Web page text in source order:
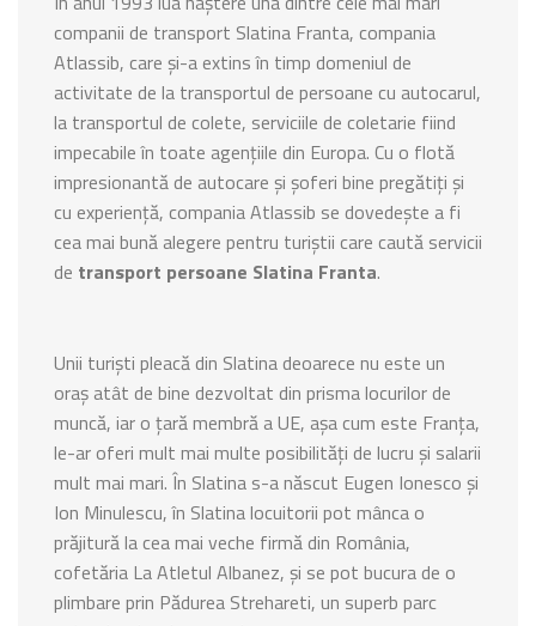
companii de transport Slatina Franta, compania
Atlassib, care și-a extins în timp domeniul de
activitate de la transportul de persoane cu autocarul,
la transportul de colete, serviciile de coletarie fiind
impecabile în toate agențiile din Europa. Cu o flotă
impresionantă de autocare și șoferi bine pregătiți și
cu experiență, compania Atlassib se dovedește a fi
cea mai bună alegere pentru turiștii care caută servicii
de transport persoane Slatina Franta.
Unii turiști pleacă din Slatina deoarece nu este un
oraș atât de bine dezvoltat din prisma locurilor de
muncă, iar o țară membră a UE, așa cum este Franța,
le-ar oferi mult mai multe posibilități de lucru și salarii
mult mai mari. În Slatina s-a născut Eugen Ionesco și
Ion Minulescu, în Slatina locuitorii pot mânca o
prăjitură la cea mai veche firmă din România,
cofetăria La Atletul Albanez, și se pot bucura de o
plimbare prin Pădurea Strehareti, un superb parc